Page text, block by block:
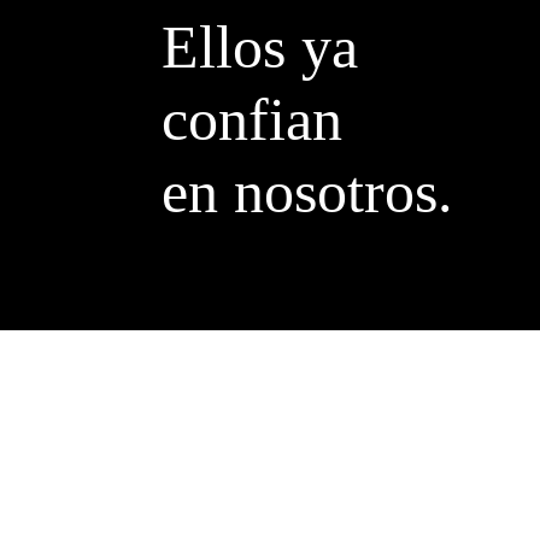
Ellos ya
confian
en nosotros.